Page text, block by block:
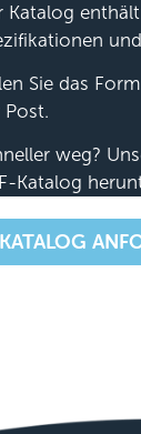
Katalog
Sie das
Post.
weg?
Katalog
KATALOG